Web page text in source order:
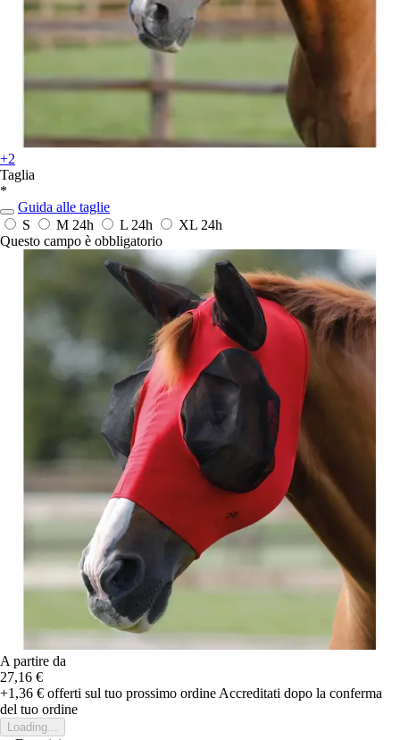
+2
Taglia
*
Guida alle taglie
S
M 24h L 24h XL 24h
Questo campo è obbligatorio
A partire da
27,16 €
+1,36 € offerti sul tuo prossimo ordine Accreditati dopo la conferma
del tuo ordine
Loading...